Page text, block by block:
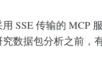
SSE 传输的 MCP
数据包分析之前，